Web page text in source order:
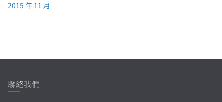
2015 年 11 月
聯絡我們